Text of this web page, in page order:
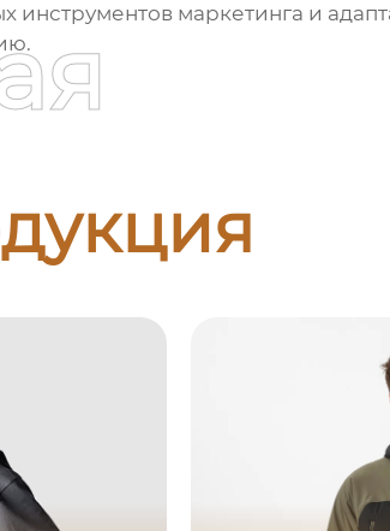
инструментов маркетинга и